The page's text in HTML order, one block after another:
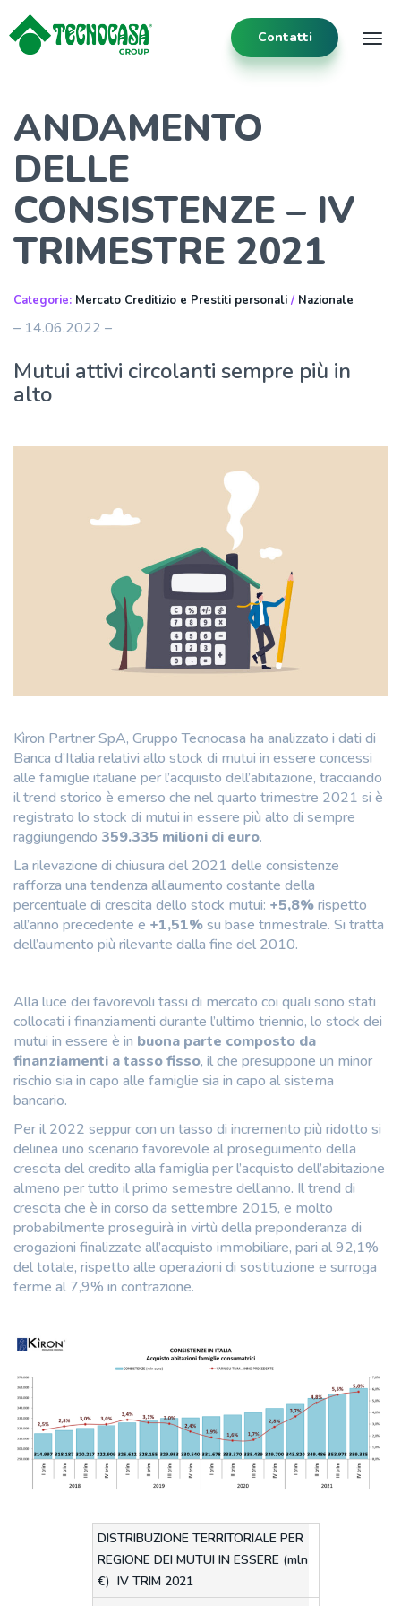
Contatti
ANDAMENTO
DELLE
CONSISTENZE – IV
TRIMESTRE 2021
Categorie: Mercato Creditizio e Prestiti personali / Nazionale
– 14.06.2022 –
Mutui attivi circolanti sempre più in
alto
Kìron Partner SpA, Gruppo Tecnocasa ha analizzato i dati di
Banca d’Italia relativi allo stock di mutui in essere concessi
alle famiglie italiane per l’acquisto dell’abitazione, tracciando
il trend storico è emerso che nel quarto trimestre 2021 si è
registrato lo stock di mutui in essere più alto di sempre
raggiungendo 359.335 milioni di euro.
La rilevazione di chiusura del 2021 delle consistenze
rafforza una tendenza all’aumento costante della
percentuale di crescita dello stock mutui: +5,8%rispetto
all’anno precedente e +1,51%su base trimestrale. Si tratta
dell’aumento più rilevante dalla fine del 2010.
Alla luce dei favorevoli tassi di mercato coi quali sono stati
collocati i finanziamenti durante l’ultimo triennio, lo stock dei
mutui in essere è in buona parte composto da
finanziamenti a tasso fisso, il che presuppone un minor
rischio sia in capo alle famiglie sia in capo al sistema
bancario.
Per il 2022 seppur con un tasso di incremento più ridotto si
delinea uno scenario favorevole al proseguimento della
crescita del credito alla famiglia per l’acquisto dell’abitazione
almeno per tutto il primo semestre dell’anno. Il trend di
crescita che è in corso da settembre 2015, e molto
probabilmente proseguirà in virtù della preponderanza di
erogazioni finalizzate all’acquisto immobiliare, pari al 92,1%
del totale, rispetto alle operazioni di sostituzione e surroga
ferme al 7,9% in contrazione.
DISTRIBUZIONE TERRITORIALE PER
REGIONE DEI MUTUI IN ESSERE (mln
€) IV TRIM 2021